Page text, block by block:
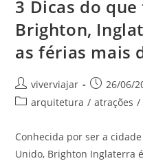
3 Dicas do que
Brighton,
as férias mais
Autor
do
viverviajar
Post
publicado:
26/06/
Categoria
post:
arquitetura / atrações /
Conhecida por ser a
Unido, Brighton Inglaterra